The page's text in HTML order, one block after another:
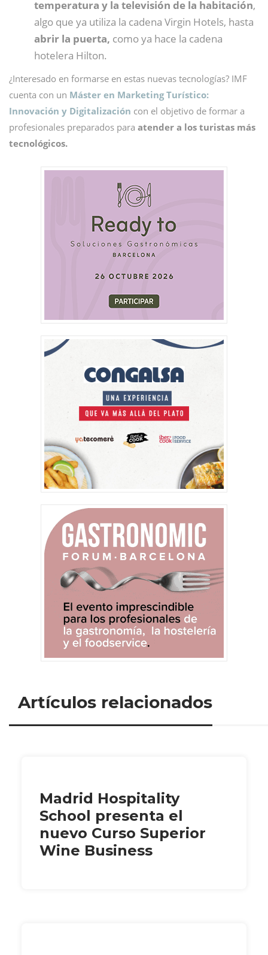
temperatura y la televisión de la habitación,
algo que ya utiliza la cadena Virgin Hotels, hasta
abrir la puerta, como ya hace la cadena
hotelera Hilton.
¿Interesado en formarse en estas nuevas tecnologías? IMF
cuenta con un Máster en Marketing Turístico:
Innovación y Digitalización con el objetivo de formar a
profesionales preparados para atender a los turistas más
tecnológicos.
Artículos relacionados
Madrid Hospitality
School presenta el
nuevo Curso Superior
Wine Business